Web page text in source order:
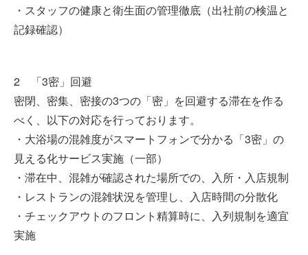
・スタッフの健康と衛生面の管理徹底（出社前の検温と
記録確認）
2 「3密」回避
密閉、密集、密接の3つの「密」を回避する滞在を作る
べく、以下の対応を行っております。
・大浴場の混雑度がスマートフォンで分かる「3密」の
見える化サービス実施（一部）
・滞在中、混雑が確認された場所での、入所・入店規制
・レストランの混雑状況を管理し、入店時間の分散化
・チェックアウトのフロント精算時に、入列規制を適宜
実施